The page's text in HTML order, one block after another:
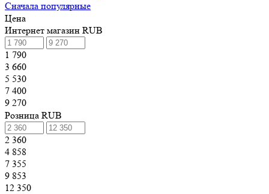
Сначала популярные
Цена
Интернет магазин RUB
1 790
3 660
5 530
7 400
9 270
Розница RUB
2 360
4 858
7 355
9 853
12 350